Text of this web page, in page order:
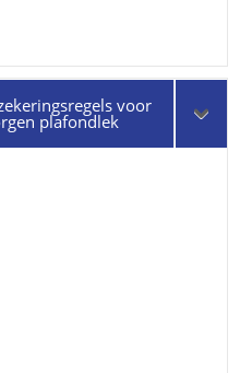
voor
plafondlek